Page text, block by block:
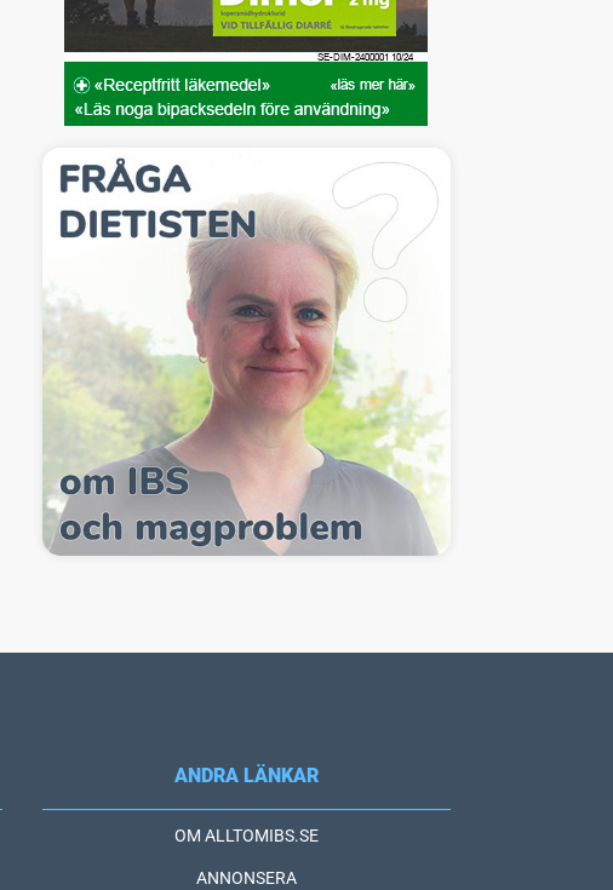
ANDRA LÄNKAR
OM ALLTOMIBS.SE
ANNONSERA